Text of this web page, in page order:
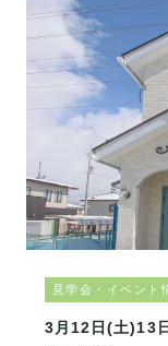
見学会・イベント
3月12日(土)13